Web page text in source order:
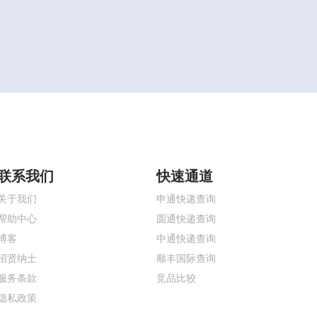
系我们
于我们
助中心
客
贤纳士
务条款
私政策
快速通道
申通快递查询
圆通快递查询
中通快递查询
顺丰国际查询
竞品比较